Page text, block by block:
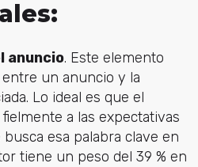
anuncio. Este elemento
un anuncio y la
Lo ideal es que el
a las expectativas
esa palabra clave en
tiene un peso del 39 % en